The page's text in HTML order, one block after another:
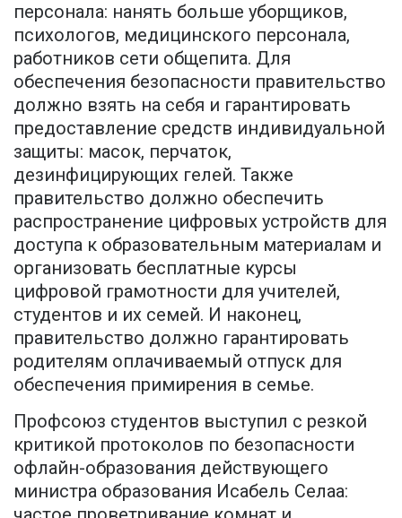
персонала: нанять больше уборщиков,
психологов, медицинского персонала,
работников сети общепита. Для
обеспечения безопасности правительство
должно взять на себя и гарантировать
предоставление средств индивидуальной
защиты: масок, перчаток,
дезинфицирующих гелей. Также
правительство должно обеспечить
распространение цифровых устройств для
доступа к образовательным материалам и
организовать бесплатные курсы
цифровой грамотности для учителей,
студентов и их семей. И наконец,
правительство должно гарантировать
родителям оплачиваемый отпуск для
обеспечения примирения в семье.
Профсоюз студентов выступил с резкой
критикой протоколов по безопасности
офлайн-образования действующего
министра образования Исабель Селаа: